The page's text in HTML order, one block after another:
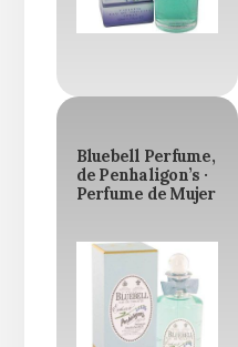
Bluebell Perfume,
de Penhaligon’s ·
Perfume de Mujer